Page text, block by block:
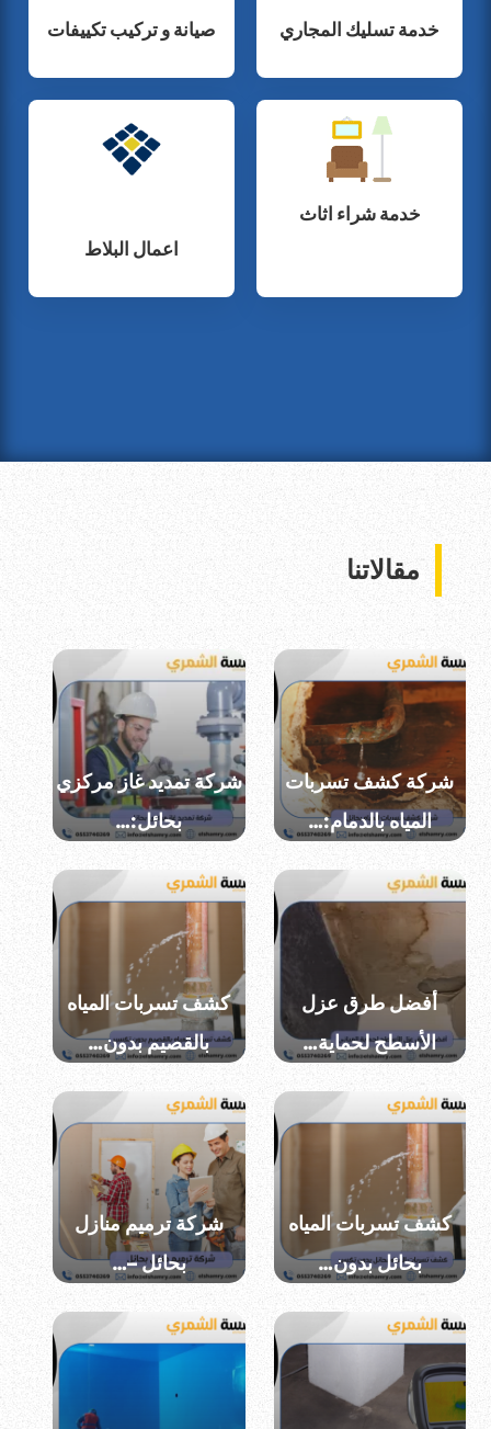
خدمة تسليك المجاري صيانة و تركيب تكييفات
خدمة شراء اثاث
اعمال البلاط
مقالاتنا
شركة كشف تسربات
المياه بالدمام:…
شركة تمديد غاز مركزي
بحائل:…
أفضل طرق عزل
الأسطح لحماية…
كشف تسربات المياه
بالقصيم بدون…
كشف تسربات المياه
بحائل بدون…
شركة ترميم منازل
بحائل –…